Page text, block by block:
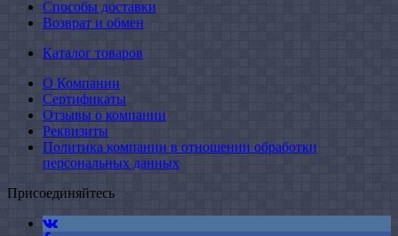
Способы доставки
Возврат и обмен
Каталог товаров
О Компании
Сертификаты
Отзывы о компании
Реквизиты
Политика компании в отношении обработки
персональных данных
Присоединяйтесь